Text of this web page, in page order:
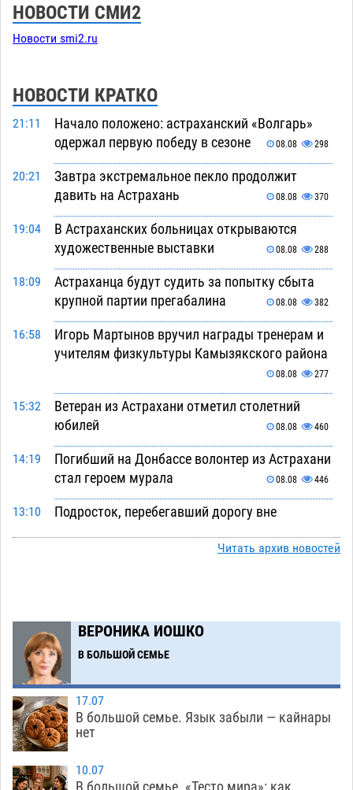
НОВОСТИ СМИ2
Новости smi2.ru
НОВОСТИ КРАТКО
21:11
Начало положено: астраханский «Волгарь»
одержал первую победу в сезоне
08.08 298
20:21
Завтра экстремальное пекло продолжит
давить на Астрахань
08.08 370
19:04
В Астраханских больницах открываются
художественные выставки
08.08 288
18:09
Астраханца будут судить за попытку сбыта
крупной партии прегабалина
08.08 382
16:58
Игорь Мартынов вручил награды тренерам и
учителям физкультуры Камызякского района
08.08 277
15:32
Ветеран из Астрахани отметил столетний
юбилей
08.08 460
14:19
Погибший на Донбассе волонтер из Астрахани
стал героем мурала
08.08 446
13:10
Подросток, перебегавший дорогу вне
08.08 580
08.08 380
10:51
Фаворитская ноша: астраханские
гандболисты крупно проиграли пермякам
09:00
Лидеры чеченской диаспоры в Астрахани
осудили выходку молодого лихача с улицы
Никольской
Читать архив новостей
ВЕРОНИКА ИОШКО
В БОЛЬШОЙ СЕМЬЕ
17.07
В большой семье. Язык забыли — кайнары
нет
10.07
В большой семье. «Тесто мира»: как